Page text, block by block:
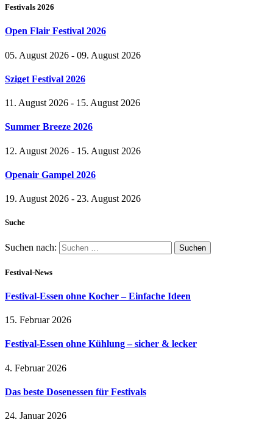
Festivals 2026
Open Flair Festival 2026
05. August 2026 - 09. August 2026
Sziget Festival 2026
11. August 2026 - 15. August 2026
Summer Breeze 2026
12. August 2026 - 15. August 2026
Openair Gampel 2026
19. August 2026 - 23. August 2026
Suche
Suchen nach:
Festival-News
Festival-Essen ohne Kocher – Einfache Ideen
15. Februar 2026
Festival-Essen ohne Kühlung – sicher & lecker
4. Februar 2026
Das beste Dosenessen für Festivals
24. Januar 2026